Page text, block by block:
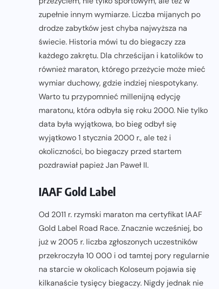
zupełnie innym wymiarze. Liczba mijanych po
drodze zabytków jest chyba najwyższa na
świecie. Historia mówi tu do biegaczy zza
każdego zakrętu. Dla chrześcijan i katolików to
również maraton, którego przeżycie może mieć
wymiar duchowy, gdzie indziej niespotykany.
Warto tu przypomnieć millenijną edycję
maratonu, która odbyła się roku 2000. Nie tylko
data była wyjątkowa, bo bieg odbył się
wyjątkowo 1 stycznia 2000 r., ale też i
okoliczności, bo biegaczy przed startem
pozdrawiał papież Jan Paweł II.
IAAF Gold Label
Od 2011 r. rzymski maraton ma certyfikat IAAF
Gold Label Road Race. Znacznie wcześniej, bo
już w 2005 r. liczba zgłoszonych uczestników
przekroczyła 10 000 i od tamtej pory regularnie
na starcie w okolicach Koloseum pojawia się
kilkanaście tysięcy biegaczy. Nigdy jednak nie